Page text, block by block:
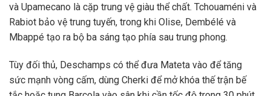
và Upamecano là cặp trung vệ giàu thể chất. Tchouaméni và
Rabiot bảo vệ trung tuyến, trong khi Olise, Dembélé và
Mbappé tạo ra bộ ba sáng tạo phía sau trung phong.
Tùy đối thủ, Deschamps có thể đưa Mateta vào để tăng
sức mạnh vòng cấm, dùng Cherki để mở khóa thế trận bế